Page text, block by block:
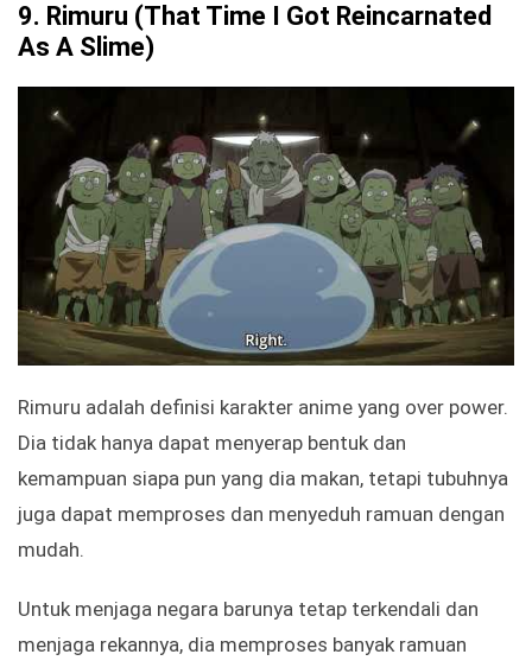
9. Rimuru (That Time I Got Reincarnated
As A Slime)
Rimuru adalah definisi karakter anime yang over power.
Dia tidak hanya dapat menyerap bentuk dan
kemampuan siapa pun yang dia makan, tetapi tubuhnya
juga dapat memproses dan menyeduh ramuan dengan
mudah.
Untuk menjaga negara barunya tetap terkendali dan
menjaga rekannya, dia memproses banyak ramuan